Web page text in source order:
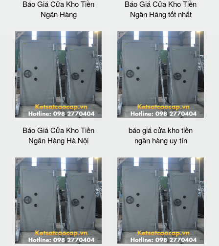
Báo Giá Cửa Kho Tiền
Ngân Hàng
Báo Giá Cửa Kho Tiền
Ngân Hàng tốt nhất
Báo Giá Cửa Kho Tiền
Ngân Hàng Hà Nội
báo giá cửa kho tiền
ngân hàng uy tín